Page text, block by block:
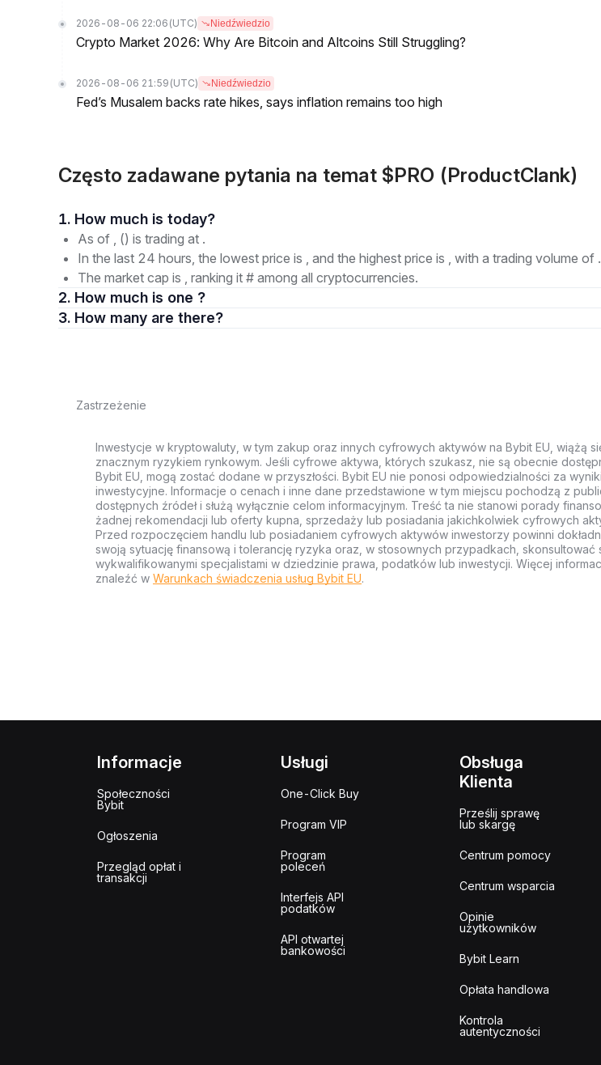
2026-08-06 22:06 (UTC) Niedźwiedzio
Crypto Market 2026: Why Are Bitcoin and Altcoins Still Struggling?
2026-08-06 21:59 (UTC) Niedźwiedzio
Fed’s Musalem backs rate hikes, says inflation remains too high
Często zadawane pytania na temat $PRO (ProductClank)
1. How much is today?
As of , () is trading at .
In the last 24 hours, the lowest price is , and the highest price is , with a trading volume of .
The market cap is , ranking it # among all cryptocurrencies.
2. How much is one ?
3. How many are there?
Zastrzeżenie
Inwestycje w kryptowaluty, w tym zakup oraz innych cyfrowych aktywów na Bybit EU, wiążą
znacznym ryzykiem rynkowym. Jeśli cyfrowe aktywa, których szukasz, nie są obecnie
Bybit EU, mogą zostać dodane w przyszłości. Bybit EU nie ponosi odpowiedzialności za wyniki
inwestycyjne. Informacje o cenach i inne dane przedstawione w tym miejscu pochodzą z
dostępnych źródeł i służą wyłącznie celom informacyjnym. Treść ta nie stanowi porady
żadnej rekomendacji lub oferty kupna, sprzedaży lub posiadania jakichkolwiek cyfrowych
Przed rozpoczęciem handlu lub posiadaniem cyfrowych aktywów inwestorzy powinni
swoją sytuację finansową i tolerancję ryzyka oraz, w stosownych przypadkach, skonsultować
wykwalifikowanymi specjalistami w dziedzinie prawa, podatków lub inwestycji. Więcej
znaleźć w Warunkach świadczenia usług Bybit EU.
Informacje
Społeczności
Bybit
Ogłoszenia
Przegląd opłat i
transakcji
Usługi
One-Click Buy
Program VIP
Program
poleceń
Interfejs API
podatków
API otwartej
bankowości
Obsługa
Klienta
Prześlij sprawę
lub skargę
Centrum pomocy
Centrum wsparcia
Opinie
użytkowników
Bybit Learn
Opłata handlowa
Kontrola
autentyczności